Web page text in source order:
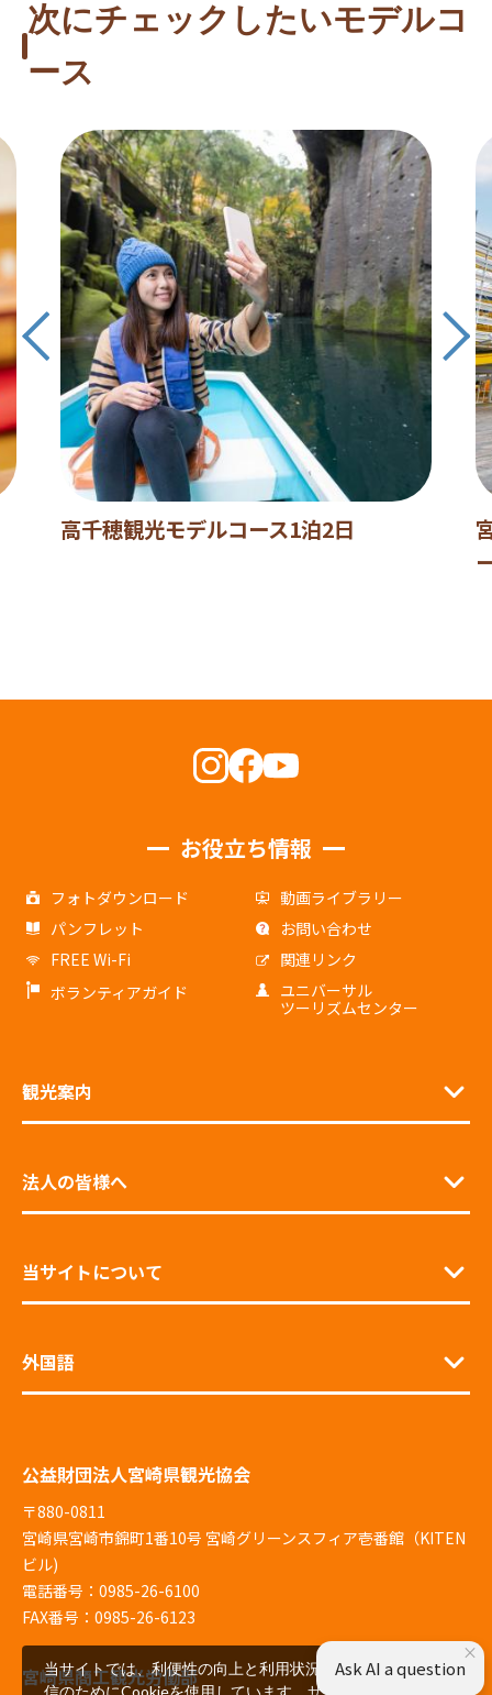
次にチェックしたいモデルコ
ース
高千穂観光モデルコース1泊2日
お役立ち情報
フォトダウンロード
動画ライブラリー
パンフレット
お問い合わせ
FREE Wi-Fi
関連リンク
ボランティアガイド
ユニバーサル
ツーリズムセンター
観光案内
法人の皆様へ
当サイトについて
外国語
公益財団法人宮崎県観光協会
〒880-0811
宮崎県宮崎市錦町1番10号 宮崎グリーンスフィア壱番館（KITEN
ビル)
電話番号：0985-26-6100
FAX番号：0985-26-6123
宮崎県商工観光労働部
当サイトでは、利便性の向上と利用状況の解析、広告配
信のためにCookieを使用しています。サイトを閲覧いた
×
Ask AI a question